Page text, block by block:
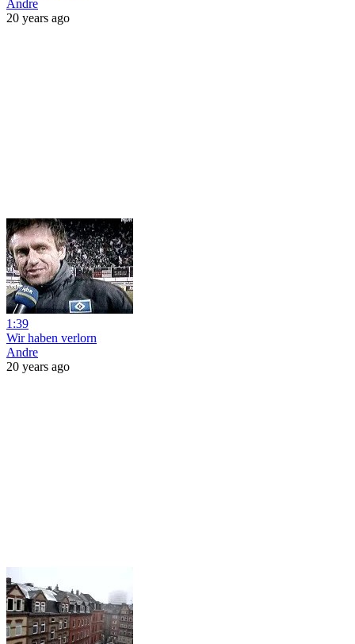
Andre
20 years ago
1:39
Wir haben verlorn
Andre
20 years ago